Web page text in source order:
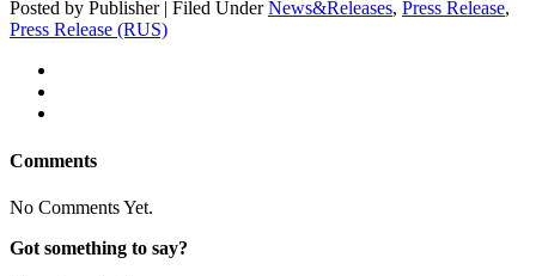
Posted by Publisher | Filed UnderNews&Releases, Press Release,
Press Release (RUS)
Comments
No Comments Yet.
Got something to say?